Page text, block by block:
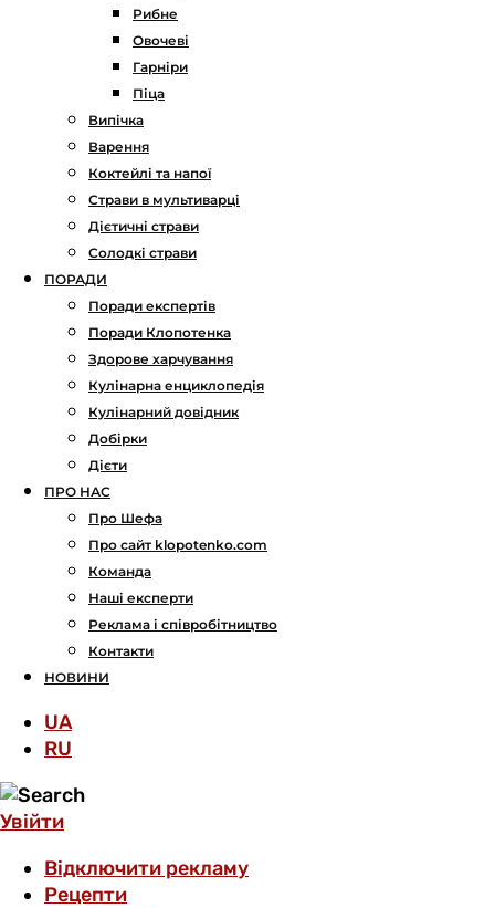
Рибне
Овочеві
Гарніри
Піца
Випічка
Варення
Коктейлі та напої
Страви в мультиварці
Дієтичні страви
Солодкі страви
ПОРАДИ
Поради експертів
Поради Клопотенка
Здорове харчування
Кулінарна енциклопедія
Кулінарний довідник
Добірки
Дієти
ПРО НАС
Про Шефа
Про сайт klopotenko.com
Команда
Наші експерти
Реклама і співробітництво
Контакти
НОВИНИ
UA
RU
Увійти
Відключити рекламу
Рецепти